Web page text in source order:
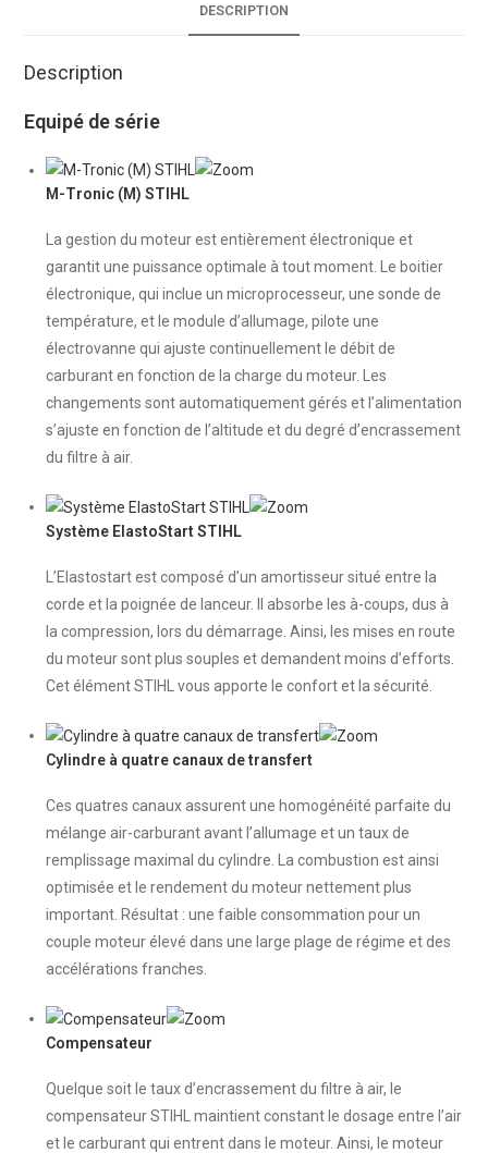
DESCRIPTION
Description
Equipé de série
M-Tronic (M) STIHL
La gestion du moteur est entièrement électronique et
garantit une puissance optimale à tout moment. Le boitier
électronique, qui inclue un microprocesseur, une sonde de
température, et le module d’allumage, pilote une
électrovanne qui ajuste continuellement le débit de
carburant en fonction de la charge du moteur. Les
changements sont automatiquement gérés et l’alimentation
s’ajuste en fonction de l’altitude et du degré d’encrassement
du filtre à air.
Système ElastoStart STIHL
L’Elastostart est composé d’un amortisseur situé entre la
corde et la poignée de lanceur. Il absorbe les à-coups, dus à
la compression, lors du démarrage. Ainsi, les mises en route
du moteur sont plus souples et demandent moins d’efforts.
Cet élément STIHL vous apporte le confort et la sécurité.
Cylindre à quatre canaux de transfert
Ces quatres canaux assurent une homogénéité parfaite du
mélange air-carburant avant l’allumage et un taux de
remplissage maximal du cylindre. La combustion est ainsi
optimisée et le rendement du moteur nettement plus
important. Résultat : une faible consommation pour un
couple moteur élevé dans une large plage de régime et des
accélérations franches.
Compensateur
Quelque soit le taux d’encrassement du filtre à air, le
compensateur STIHL maintient constant le dosage entre l’air
et le carburant qui entrent dans le moteur. Ainsi, le moteur